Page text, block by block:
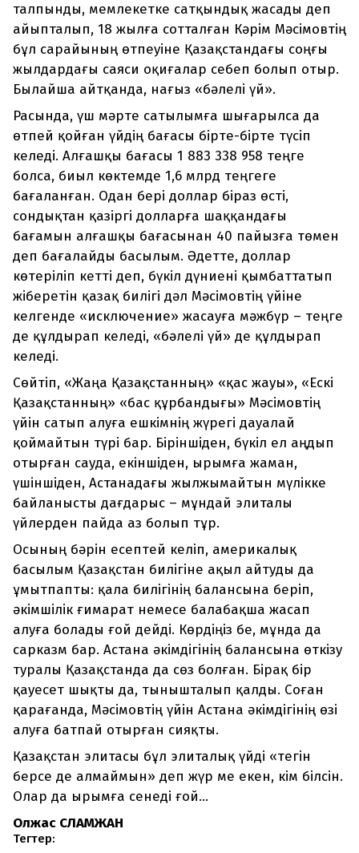
талпынды, мемлекетке сатқындық жасады деп
айыпталып, 18 жылға сотталған Кәрім Мәсімовтің
бұл сарайының өтпеуіне Қазақстандағы соңғы
жылдардағы саяси оқиғалар себеп болып отыр.
Былайша айтқанда, нағыз «бәлелі үй».
Расында, үш мәрте сатылымға шығарылса да
өтпей қойған үйдің бағасы бірте-бірте түсіп
келеді. Алғашқы бағасы 1 883 338 958 теңге
болса, биыл көктемде 1,6 млрд теңгеге
бағаланған. Одан бері доллар біраз өсті,
сондықтан қазіргі долларға шаққандағы
бағамын алғашқы бағасынан 40 пайызға төмен
деп бағалайды басылым. Әдетте, доллар
көтеріліп кетті деп, бүкіл дүниені қымбаттатып
жіберетін қазақ билігі дәл Мәсімовтің үйіне
келгенде «исключение» жасауға мәжбүр – теңге
де құлдырап келеді, «бәлелі үй» де құлдырап
келеді.
Сөйтіп, «Жаңа Қазақстанның» «қас жауы», «Ескі
Қазақстанның» «бас құрбандығы» Мәсімовтің
үйін сатып алуға ешкімнің жүрегі дауалай
қоймайтын түрі бар. Біріншіден, бүкіл ел аңдып
отырған сауда, екіншіден, ырымға жаман,
үшіншіден, Астанадағы жылжымайтын мүлікке
байланысты дағдарыс – мұндай элиталы
үйлерден пайда аз болып тұр.
Осының бәрін есептей келіп, америкалық
басылым Қазақстан билігіне ақыл айтуды да
ұмытпапты: қала билігінің балансына беріп,
әкімшілік ғимарат немесе балабақша жасап
алуға болады ғой дейді. Көрдіңіз бе, мұнда да
сарказм бар. Астана әкімдігінің балансына өткізу
туралы Қазақстанда да сөз болған. Бірақ бір
қауесет шықты да, тынышталып қалды. Соған
қарағанда, Мәсімовтің үйін Астана әкімдігінің өзі
алуға батпай отырған сияқты.
Қазақстан элитасы бұл элиталық үйді «тегін
берсе де алмаймын» деп жүр ме екен, кім білсін.
Олар да ырымға сенеді ғой...
Олжас СЛАМЖАН
Тегтер: